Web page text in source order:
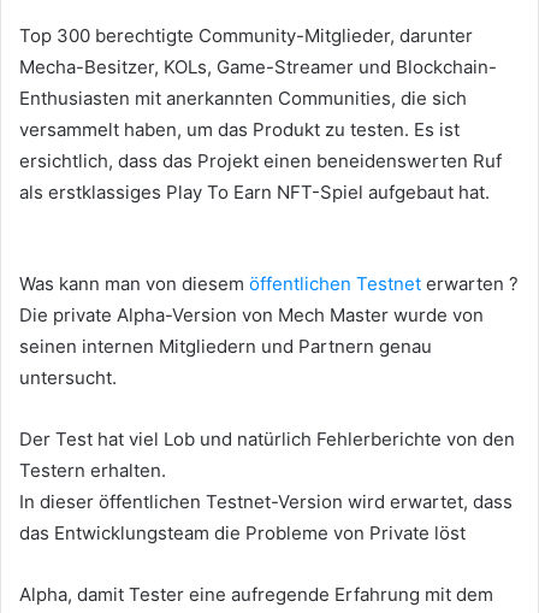
Top 300 berechtigte Community-Mitglieder, darunter
Mecha-Besitzer, KOLs, Game-Streamer und Blockchain-
Enthusiasten mit anerkannten Communities, die sich
versammelt haben, um das Produkt zu testen. Es ist
ersichtlich, dass das Projekt einen beneidenswerten Ruf
als erstklassiges Play To Earn NFT-Spiel aufgebaut hat.
Was kann man von diesem öffentlichen Testnet erwarten ?
Die private Alpha-Version von Mech Master wurde von
seinen internen Mitgliedern und Partnern genau
untersucht.
Der Test hat viel Lob und natürlich Fehlerberichte von den
Testern erhalten.
In dieser öffentlichen Testnet-Version wird erwartet, dass
das Entwicklungsteam die Probleme von Private löst
Alpha, damit Tester eine aufregende Erfahrung mit dem